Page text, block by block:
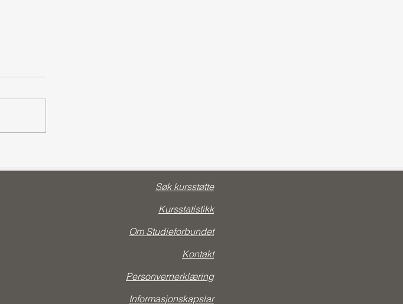
Kunnskap er kulturarv
Søk kursstøtte
Kursstatistikk
Om Studieforbundet
Kontakt
Personvernerklæring
Informasjonskapslar